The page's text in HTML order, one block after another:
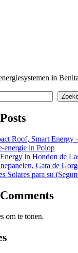
Roof, Smart Energy
energie in Polop
in Hondon de
Gata de
Solares para su
om te tonen.